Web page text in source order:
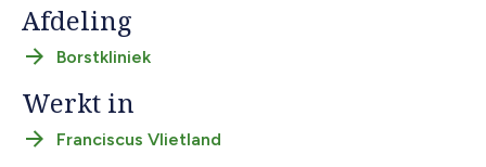
Afdeling
Borstkliniek
Werkt in
Franciscus Vlietland